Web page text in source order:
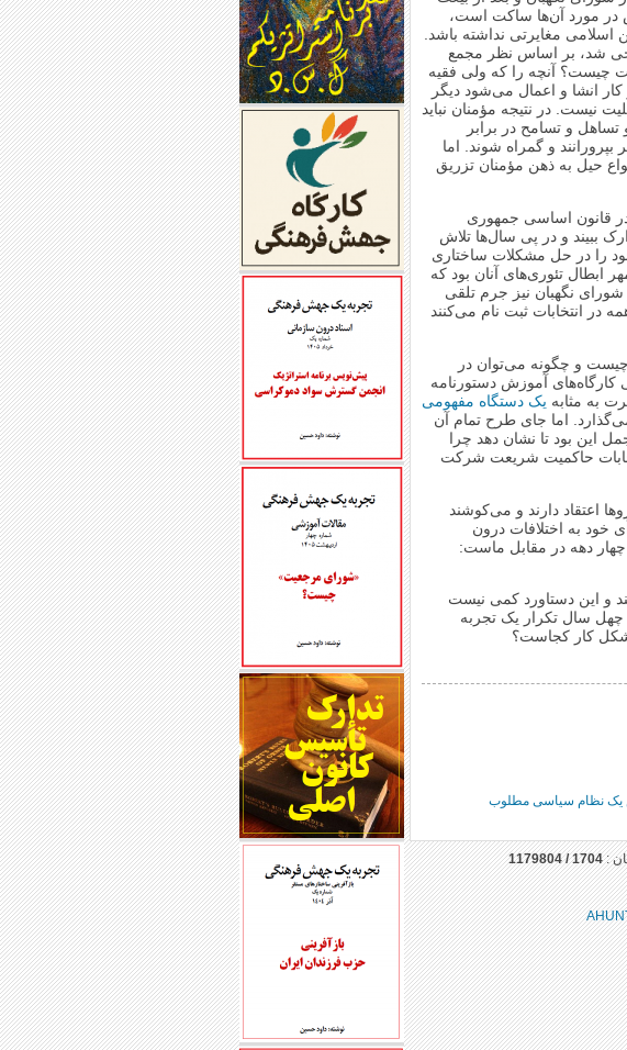
در مورد آن‌ها ساکت است،
مغایرتی نداشته باشد.
شد، بر اساس نظر مجمع
آنچه را که ولی فقیه
کار انشا و اعمال می‌شود دیگر
نیست. در نتیجه مؤمنان نباید
و تسامح در برابر
و گمراه شوند. اما
حیل به ذهن مؤمنان تزریق
در قانون اساسی جمهوری
ببیند و در پی سال‌ها تلاش
خود را در حل مشکلات ساختاری‌
تئوری‌های آنان بود که
نگهبان نیز جرم تلقی
در انتخابات ثبت نام می‌کنند
و چگونه می‌توان در
آموزش دستورنامه
به مثابه یک دستگاه مفهومی
اما جای طرح تمام آن
بود تا نشان دهد چرا
حاکمیت شریعت شرکت
اعتقاد دارند و می‌کوشند
خود به اختلافات درون
چهار دهه در مقابل ماست:
و این دستاورد کمی نیست
چهل سال تکرار یک تجربه
کار کجاست؟
یک نظام سیاسی مطلوب
:
1704 /
1179804